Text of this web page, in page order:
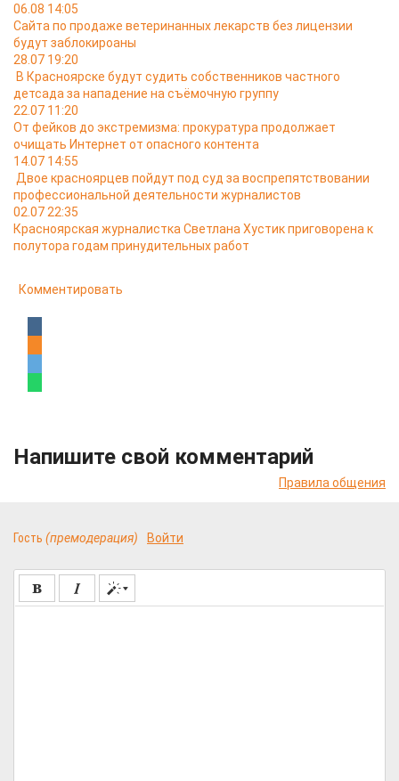
06.08 14:05
Сайта по продаже ветеринанных лекарств без лицензии
будут заблокироаны
28.07 19:20
В Красноярске будут судить собственников частного
детсада за нападение на съёмочную группу
22.07 11:20
От фейков до экстремизма: прокуратура продолжает
очищать Интернет от опасного контента
14.07 14:55
Двое красноярцев пойдут под суд за воспрепятствовании
профессиональной деятельности журналистов
02.07 22:35
Красноярская журналистка Светлана Хустик приговорена к
полутора годам принудительных работ
Комментировать
Напишите свой комментарий
Правила общения
Гость (премодерация) Войти